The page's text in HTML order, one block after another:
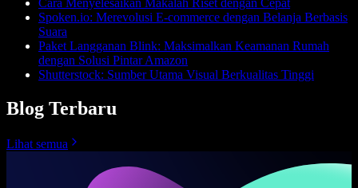
Spoken.io: Merevolusi E-commerce dengan Belanja Berbasis
Suara
Paket Langganan Blink: Maksimalkan Keamanan Rumah
dengan Solusi Pintar Amazon
Shutterstock: Sumber Utama Visual Berkualitas Tinggi
Blog Terbaru
Lihat semua